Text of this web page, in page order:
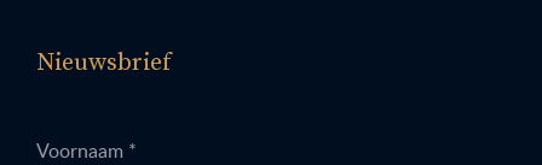
Nieuwsbrief
Voornaam *